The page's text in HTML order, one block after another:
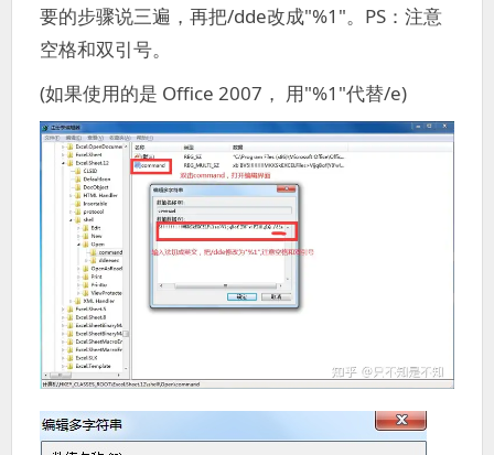
要的步骤说三遍，再把/dde改成"%1"。PS：注意
空格和双引号。
(如果使用的是 Office 2007， 用"%1"代替/e)